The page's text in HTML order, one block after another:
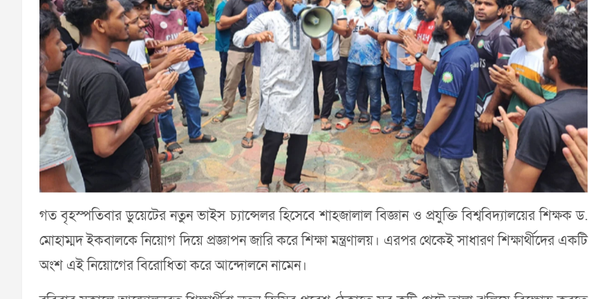
গত বৃহস্পতিবার ডুয়েটের নতুন ভাইস চ্যান্সেলর হিসেবে শাহজালাল বিজ্ঞান ও প্রযুক্তি বিশ্ববিদ্যালয়ের শিক্ষক ড.
মোহাম্মদ ইকবালকে নিয়োগ দিয়ে প্রজ্ঞাপন জারি করে শিক্ষা মন্ত্রণালয়। এরপর থেকেই সাধারণ শিক্ষার্থীদের একটি
অংশ এই নিয়োগের বিরোধিতা করে আন্দোলনে নামেন।